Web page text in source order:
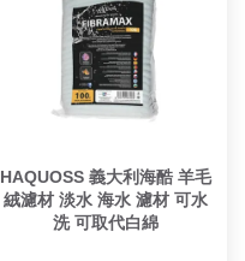
HAQUOSS 義大利海酷 羊毛
絨濾材 淡水 海水 濾材 可水
洗 可取代白綿